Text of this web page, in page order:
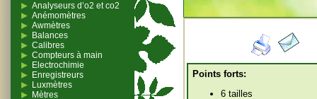
Analyseurs d’o2 et co2
Anémomètres
Awmètres
Balances
Calibres
Compteurs à main
Electrochimie
Enregistreurs
Luxmètres
Mètres
Points forts:
6 tailles